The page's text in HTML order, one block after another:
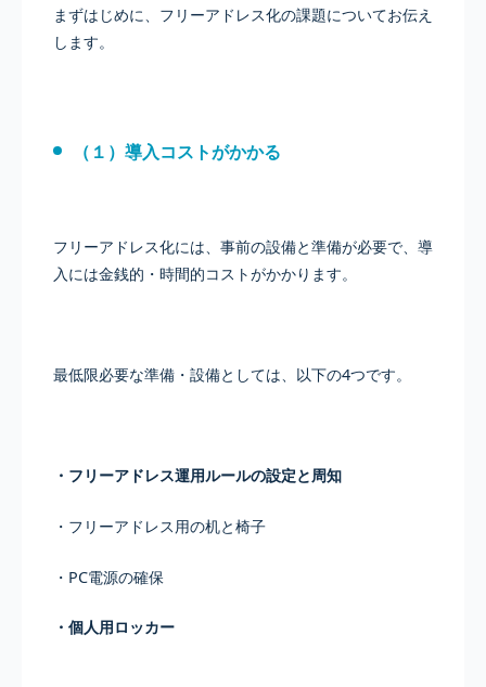
まずはじめに、フリーアドレス化の課題についてお伝え
します。
（１）導入コストがかかる
フリーアドレス化には、事前の設備と準備が必要で、導
入には金銭的・時間的コストがかかります。
最低限必要な準備・設備としては、以下の4つです。
・フリーアドレス運用ルールの設定と周知
・フリーアドレス用の机と椅子
・PC電源の確保
・個人用ロッカー